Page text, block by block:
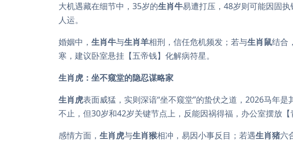
大机遇藏在细节中，35岁的生肖牛易遭打压，48岁则可能因固
人运。
婚姻中， 生肖牛与生肖羊相刑，信任危机频发；若与生肖鼠结合
寒，建议卧室悬挂【五帝钱】化解病符星。
生肖虎：坐不窥堂的隐忍谋略家
生肖虎表面威猛，实则深谙“坐不窥堂”的蛰伏之道，2026马年
不止，但30岁和42岁关键节点上，反能因祸得福，办公室摆放【
感情方面， 生肖虎与生肖猴相冲，易因小事反目；若遇生肖猪六